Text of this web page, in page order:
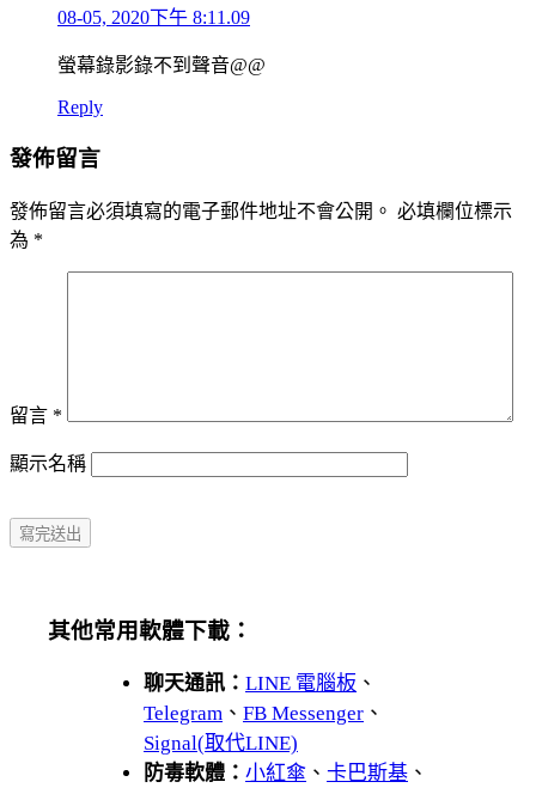
08-05, 2020下午 8:11.09
螢幕錄影錄不到聲音@@
Reply
發佈留言
發佈留言必須填寫的電子郵件地址不會公開。 必填欄位標示
為 *
留言 *
顯示名稱
其他常用軟體下載：
聊天通訊： LINE 電腦板 、
Telegram 、 FB Messenger 、
Signal(取代LINE)
防毒軟體： 小紅傘 、 卡巴斯基 、